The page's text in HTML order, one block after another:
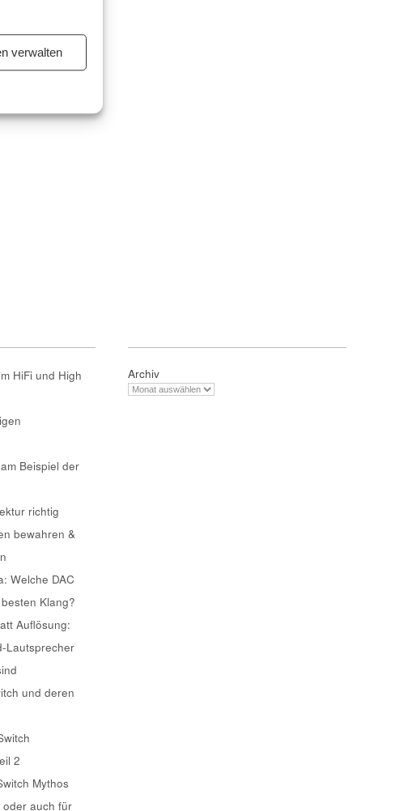
verwalten
HiFi und High
Beispiel der
richtig
bewahren &
Welche DAC
Klang?
Auflösung:
Lautsprecher
und deren
2
Mythos
oder auch für
Archiv